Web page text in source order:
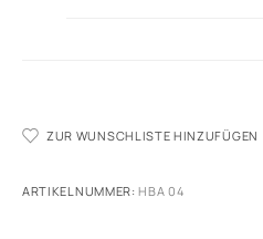
ZUR WUNSCHLISTE HINZUFÜGEN
ARTIKELNUMMER:HBA 04